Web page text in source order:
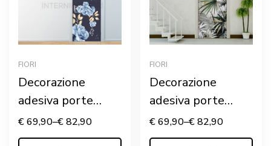
FIORI
Decorazione
adesiva porte
“FIORI E FOGLIE
D’ORO”
€69,90–€82,90
FIORI
Decorazione
adesiva porte
“FOGLIE CON
VENATURE ORO”
€69,90–€82,90